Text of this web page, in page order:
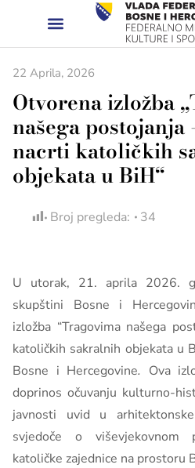
22 Aprila, 2026
Otvorena izložba
našega
nacrti katoličkih
objekata u BiH“
Broj pregleda: 34
U utorak, 21. aprila 2026.
skupštini Bosne i
izložba “Tragovima našega
katoličkih sakralnih objekata u
Bosne i Hercegovine. Ova
doprinos očuvanju kulturno-
javnosti uvid u
svjedoče o viševjekovnom
katoličke zajednice na prostoru